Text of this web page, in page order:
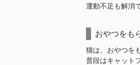
運動不足も解消
おやつをも
猫は、おやつを
普段はキャット